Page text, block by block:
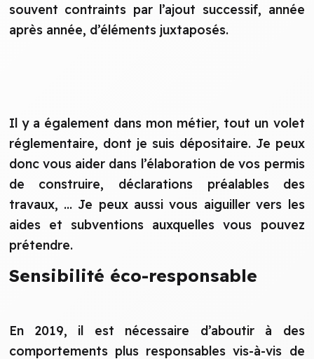
souvent contraints par l’ajout successif, année
après année, d’éléments juxtaposés.
Il y a également dans mon métier, tout un volet
réglementaire, dont je suis dépositaire. Je peux
donc vous aider dans l’élaboration de vos permis
de construire, déclarations préalables des
travaux, ... Je peux aussi vous aiguiller vers les
aides et subventions auxquelles vous pouvez
prétendre.
Sensibilité éco-responsable
En 2019, il est nécessaire d’aboutir à des
comportements plus responsables vis-à-vis de